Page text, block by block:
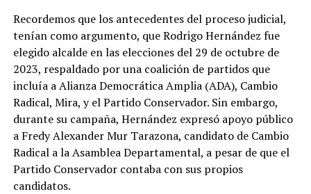
Recordemos que los antecedentes del proceso judicial,
tenían como argumento, que Rodrigo Hernández fue
elegido alcalde en las elecciones del 29 de octubre de
2023, respaldado por una coalición de partidos que
incluía a Alianza Democrática Amplia (ADA), Cambio
Radical, Mira, y el Partido Conservador. Sin embargo,
durante su campaña, Hernández expresó apoyo público
a Fredy Alexander Mur Tarazona, candidato de Cambio
Radical a la Asamblea Departamental, a pesar de que el
Partido Conservador contaba con sus propios
candidatos.